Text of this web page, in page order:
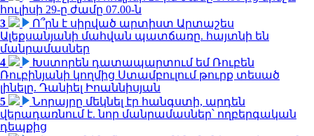
հուլիսի 29-ը ժամը 07.00-ն
3
Ո՞րն է սիրված արտիստ Արտաշես
Ալեքսանյանի մահվան պատճառը. հայտնի են
մանրամասներ
4
Խստորեն դատապարտում եմ Ռուբեն
Ռուբինյանի կողմից Ստամբուլում թուրք տեսած
լինելը. Դանիել Իոաննիսյան
5
Նորայրը մեկնել էր հանգստի, արդեն
վերադառնում է. նոր մանրամասներ՝ ողբերգական
դեպքից